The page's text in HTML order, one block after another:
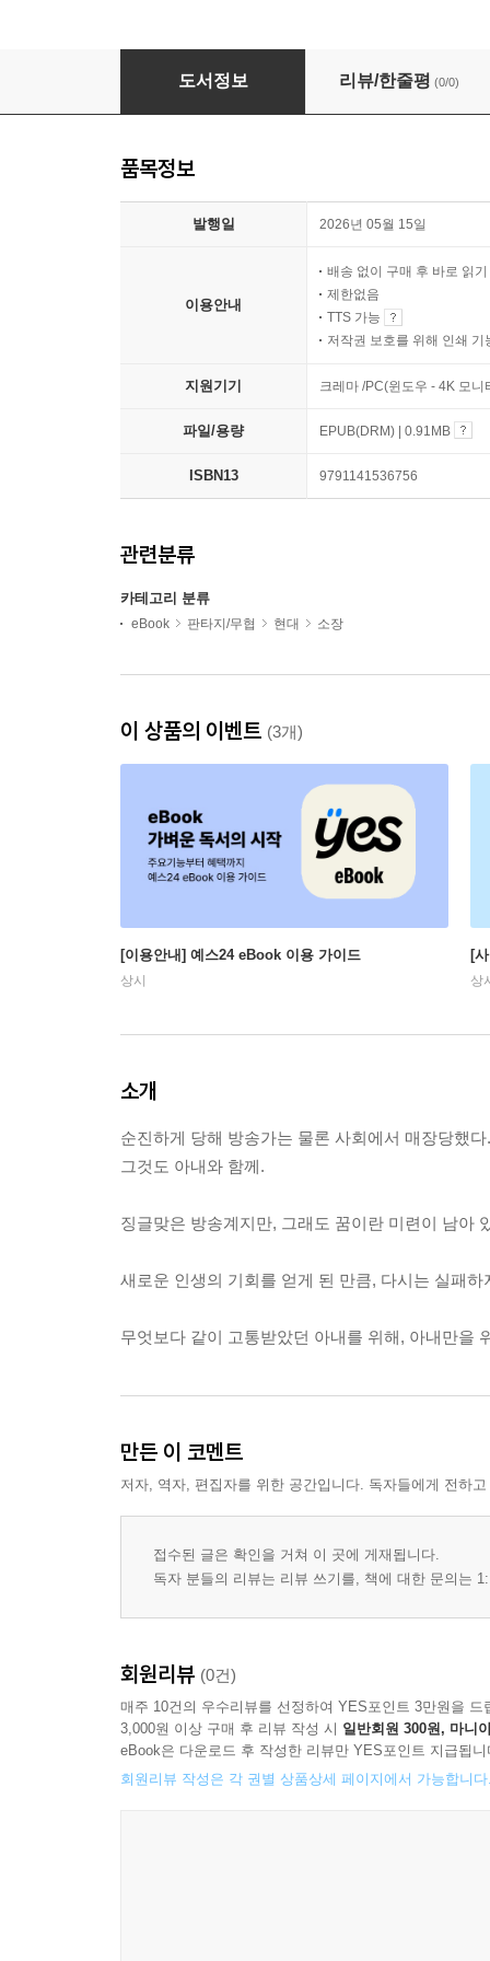
여배우는 회귀 PD를 좋아해!
도서정보 리뷰/한줄평 (0/0)
품목정보
발행일 2026년 05월 15일
이용안내
배송 없이 구매 후 바로 읽기
제한없음
TTS 가능
저작권 보호를 위해 인쇄 기
지원기기 크레마 /PC(윈도우 - 4K 모
파일/용량 EPUB(DRM) | 0.91MB
ISBN13 9791141536756
관련분류
카테고리 분류
eBook 판타지/무협 현대 소장
이 상품의 이벤트 (3개)
[이용안내] 예스24 eBook 이용 가이드
상시
[
상
소개
순진하게 당해 방송가는 물론 사회에서 매장당했다.
그것도 아내와 함께.
징글맞은 방송계지만, 그래도 꿈이란 미련이 남아
새로운 인생의 기회를 얻게 된 만큼, 다시는 실패하
무엇보다 같이 고통받았던 아내를 위해, 아내만을
만든 이 코멘트
저자, 역자, 편집자를 위한 공간입니다. 독자들에게 전하
접수된 글은 확인을 거쳐 이 곳에 게재됩니다.
독자 분들의 리뷰는 리뷰 쓰기를, 책에 대한 문의는
회원리뷰 (0건)
매주 10건의 우수리뷰를 선정하여 YES포인트 3만원을 드
3,000원 이상 구매 후 리뷰 작성 시 일반회원 300원, 마니
eBook은 다운로드 후 작성한 리뷰만 YES포인트 지급됩니
회원리뷰 작성은 각 권별 상품상세 페이지에서 가능합니